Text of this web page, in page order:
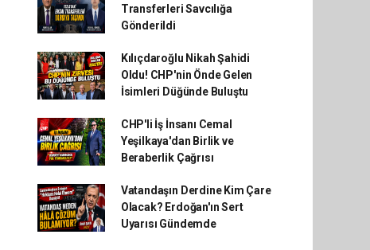
Transferleri Savcılığa
Gönderildi
Kılıçdaroğlu Nikah Şahidi
Oldu! CHP'nin Önde Gelen
İsimleri Düğünde Buluştu
CHP'li İş İnsanı Cemal
Yeşilkaya'dan Birlik ve
Beraberlik Çağrısı
Vatandaşın Derdine Kim Çare
Olacak? Erdoğan'ın Sert
Uyarısı Gündemde